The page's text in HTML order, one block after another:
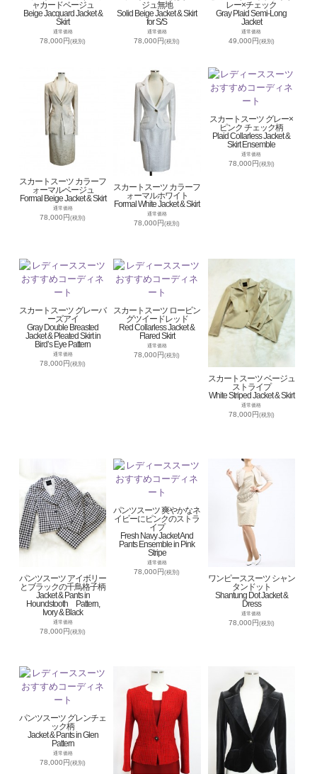
ャカードベージュ
Beige Jacquard Jacket &
Skirt
通常価格
78,000円(税別)
ジュ無地
Solid Beige Jacket & Skirt
for S/S
通常価格
78,000円(税別)
レー×チェック
Gray Plaid Semi-Long
Jacket
通常価格
49,000円(税別)
スカートスーツ カラーフ
ォーマルベージュ
Formal Beige Jacket & Skirt
通常価格
78,000円(税別)
スカートスーツ カラーフ
ォーマルホワイト
Formal White Jacket & Skirt
通常価格
78,000円(税別)
スカートスーツ グレー×
ピンク チェック柄
Plaid Collarless Jacket &
Skirt Ensemble
通常価格
78,000円(税別)
スカートスーツ グレーバ
ーズアイ
Gray Double Breasted
Jacket & Pleated Skirt in
Bird’s Eye Pattern
通常価格
78,000円(税別)
スカートスーツ ロービン
グツイードレッド
Red Collarless Jacket &
Flared Skirt
通常価格
78,000円(税別)
スカートスーツ ベージュ
ストライプ
White Striped Jacket & Skirt
通常価格
78,000円 (税別)
パンツスーツ アイボリー
とブラックの千鳥格子柄
Jacket & Pants in
Houndstooth Pattern,
Ivory & Black
通常価格
78,000円(税別)
パンツスーツ 爽やかなネ
イビーにピンクのストラ
イプ
Fresh Navy Jacket And
Pants Ensemble in Pink
Stripe
通常価格
78,000円(税別)
ワンピーススーツ シャン
タンドット
Shantung Dot Jacket &
Dress
通常価格
78,000円 (税別)
パンツスーツ グレンチェ
ック柄
Jacket & Pants in Glen
Pattern
通常価格
78,000円(税別)